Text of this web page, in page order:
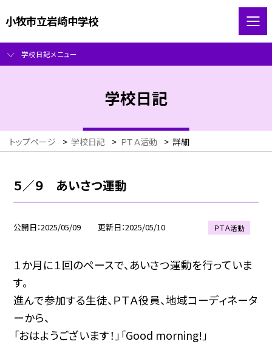
小牧市立岩崎中学校
学校日記メニュー
学校日記
トップページ > 学校日記 > ＰＴＡ活動 > 詳細
５／９ あいさつ運動
公開日 2025/05/09 更新日 2025/05/10 ＰＴＡ活動
１か月に１回のペースで、あいさつ運動を行っていま
す。
進んで参加する生徒、ＰＴＡ役員、地域コーディネータ
ーから、
「おはようございます！」「Good morning!」